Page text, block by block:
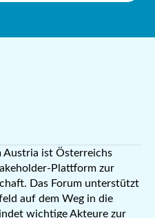
Austria ist Österreichs
Plattform zur
Das Forum unterstützt
auf dem Weg in die
wichtige Akteure zur